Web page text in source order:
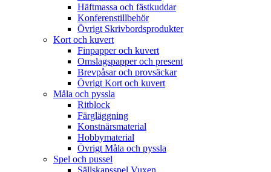
Häftmassa och fästkuddar
Konferenstillbehör
Övrigt Skrivbordsprodukter
Kort och kuvert
Finpapper och kuvert
Omslagspapper och present
Brevpåsar och provsäckar
Övrigt Kort och kuvert
Måla och pyssla
Ritblock
Färgläggning
Konstnärsmaterial
Hobbymaterial
Övrigt Måla och pyssla
Spel och pussel
Sällskapsspel Vuxen